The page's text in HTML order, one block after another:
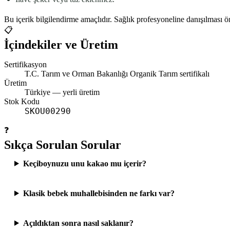
Bu içerik bilgilendirme amaçlıdır. Sağlık profesyoneline danışılması
📋
İçindekiler ve Üretim
Sertifikasyon
T.C. Tarım ve Orman Bakanlığı Organik Tarım sertifikalı
Üretim
Türkiye — yerli üretim
Stok Kodu
SKOU00290
❓
Sıkça Sorulan Sorular
Keçiboynuzu unu kakao mu içerir?
Klasik bebek muhallebisinden ne farkı var?
Açıldıktan sonra nasıl saklanır?